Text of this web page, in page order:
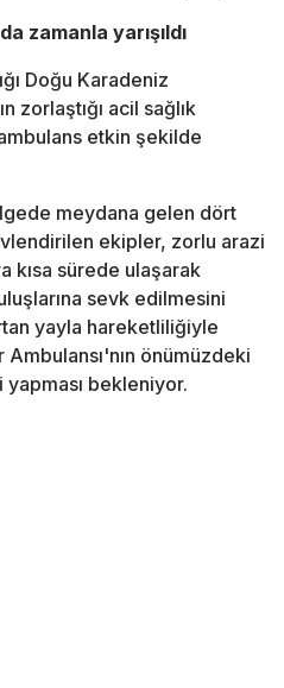
zamanla yarışıldı
Doğu Karadeniz
zorlaştığı acil sağlık
etkin şekilde
meydana gelen dört
ekipler, zorlu arazi
kısa sürede ulaşarak
sevk edilmesini
yayla hareketliliğiyle
önümüzdeki
bekleniyor.